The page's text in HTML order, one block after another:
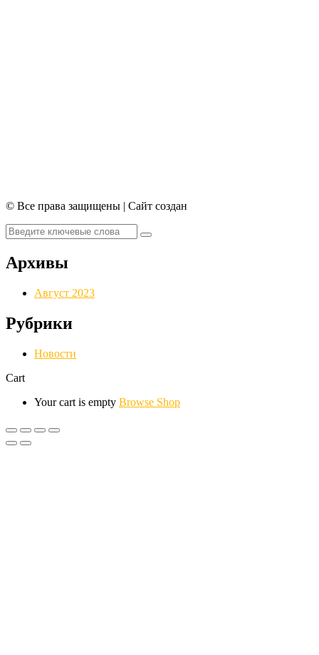
© Все права защищены | Сайт создан
Архивы
Август 2023
Рубрики
Новости
Cart
Your cart is empty Browse Shop